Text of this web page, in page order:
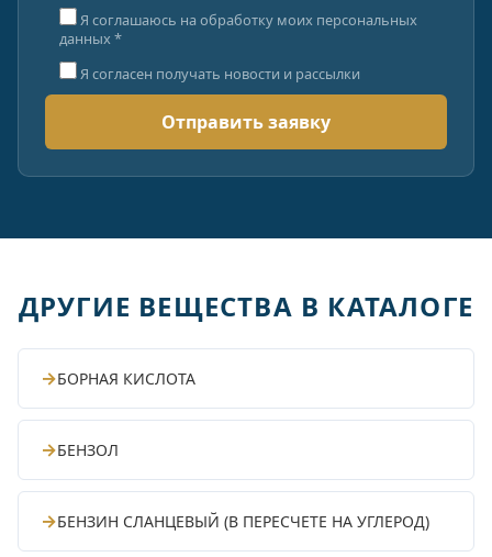
Я соглашаюсь на обработку моих персональных
данных *
Я согласен получать новости и рассылки
ДРУГИЕ ВЕЩЕСТВА В КАТАЛОГЕ
→БОРНАЯ КИСЛОТА
→БЕНЗОЛ
→БЕНЗИН СЛАНЦЕВЫЙ (В ПЕРЕСЧЕТЕ НА УГЛЕРОД)